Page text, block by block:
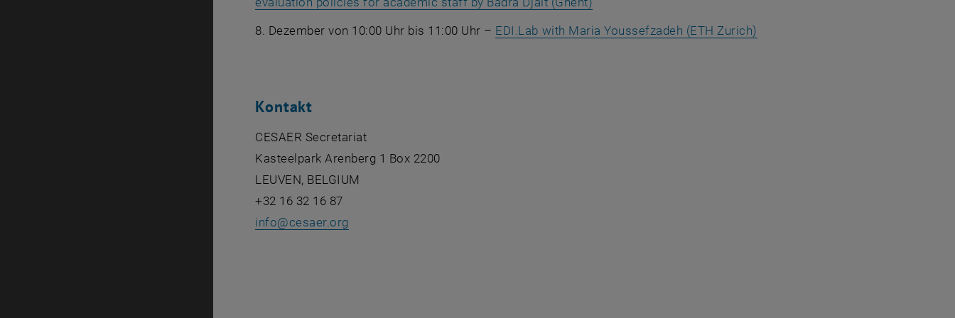
8. Dezember von 10:00 Uhr bis 11:00 Uhr – EDI.Lab with Maria Youssefzadeh (ETH Zurich)
Kontakt
CESAER Secretariat
Kasteelpark Arenberg 1 Box 2200
LEUVEN, BELGIUM
+32 16 32 16 87
info@cesaer.org